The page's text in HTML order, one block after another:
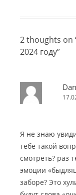
2 thoughts on
2024 году”
Я не знаю
тебе такой
смотреть? раз
эмоции
заборе? Это